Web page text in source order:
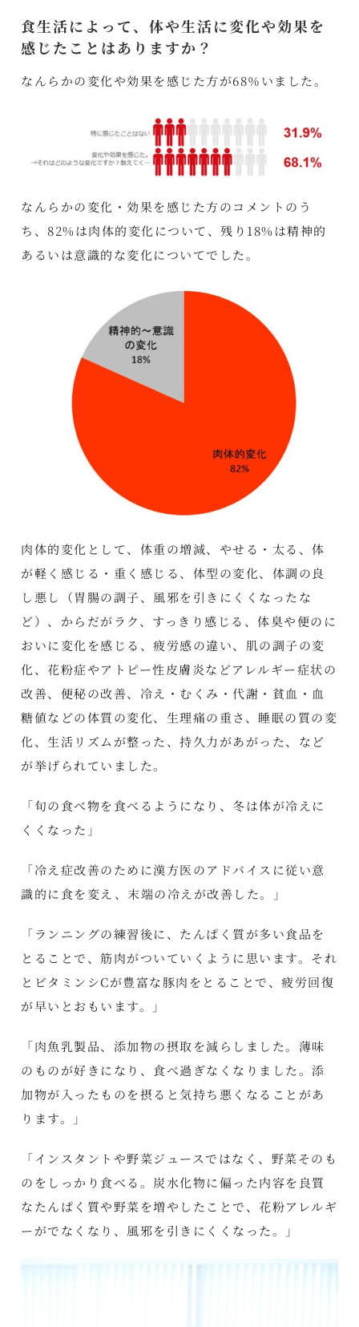
食生活によって、体や生活に変化や効果を
感じたことはありますか？
なんらかの変化や効果を感じた方が68％いました。
なんらかの変化・効果を感じた方のコメントのう
ち、82%は肉体的変化について、残り18%は精神的
あるいは意識的な変化についてでした。
肉体的変化として、体重の増減、やせる・太る、体
が軽く感じる・重く感じる、体型の変化、体調の良
し悪し（胃腸の調子、風邪を引きにくくなったな
ど）、からだがラク、すっきり感じる、体臭や便のに
おいに変化を感じる、疲労感の違い、肌の調子の変
化、花粉症やアトピー性皮膚炎などアレルギー症状の
改善、便秘の改善、冷え・むくみ・代謝・貧血・血
糖値などの体質の変化、生理痛の重さ、睡眠の質の変
化、生活リズムが整った、持久力があがった、など
が挙げられていました。
「旬の食べ物を食べるようになり、冬は体が冷えに
くくなった」
「冷え症改善のために漢方医のアドバイスに従い意
識的に食を変え、末端の冷えが改善した。」
「ランニングの練習後に、たんぱく質が多い食品を
とることで、筋肉がついていくように思います。それ
とビタミンシCが豊富な豚肉をとることで、疲労回復
が早いとおもいます。」
「肉魚乳製品、添加物の摂取を減らしました。薄味
のものが好きになり、食べ過ぎなくなりました。添
加物が入ったものを摂ると気持ち悪くなることがあ
ります。」
「インスタントや野菜ジュースではなく、野菜そのも
のをしっかり食べる。炭水化物に偏った内容を良質
なたんぱく質や野菜を増やしたことで、花粉アレルギ
ーがでなくなり、風邪を引きにくくなった。」